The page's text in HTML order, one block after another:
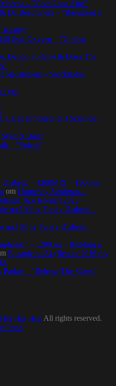
– ”God Gotta Afro”
Da Beatminerz – ”Basement 2
Ready”
feat. Oxygen – ”Golden
Dango Forlaine & Doza The
– Stockholm,
Tyg”
Large Professor & J Scienide –
& Bars”
– ”Voices”
Diabetic – 1200MIX – 1200.nu –
om Homeboy Sandman –
16:e februari 2023
no.103 by Funky Diabetic –
no.103 by Funky Diabetic –
– 1200.nu – Building a
Episode no.84 (Best of 2016) by
– “Release The Stress”
for Hip-Hop All rights reserved.